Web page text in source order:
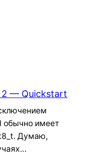
2 — Quickstart
обычно имеет
Думаю,